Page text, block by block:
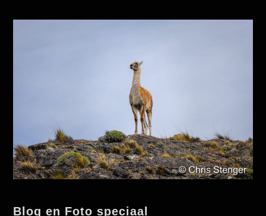
Blog en Foto speciaal